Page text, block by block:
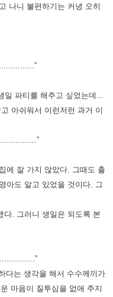
나니 불편하기는 커녕 오히
파티를 해주고 싶었는데...
아쉬워서 이런저런 과거 이
에 잘 가지 않았다.
그때도 출
아도 알고 있었을 것이다.
그
다. 그러니 생일은 되도록 본
다는 생각을 해서 수수께끼가
마음이 질투심을 없애 주지